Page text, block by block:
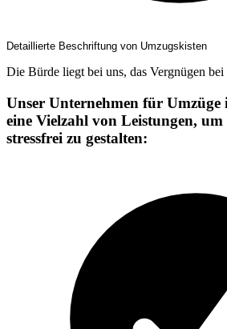
Detaillierte Beschriftung von Umzugskisten
Die Bürde liegt bei uns, das Vergnügen bei
Unser Unternehmen für Umzüge
eine Vielzahl von Leistungen,
stressfrei zu gestalten: